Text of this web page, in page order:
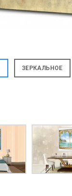
ЗЕРКАЛЬНОЕ